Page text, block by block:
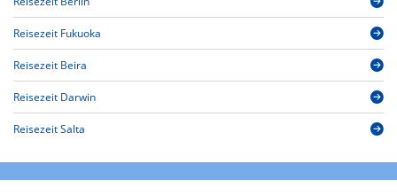
Reisezeit Fukuoka
Reisezeit Beira
Reisezeit Darwin
Reisezeit Salta